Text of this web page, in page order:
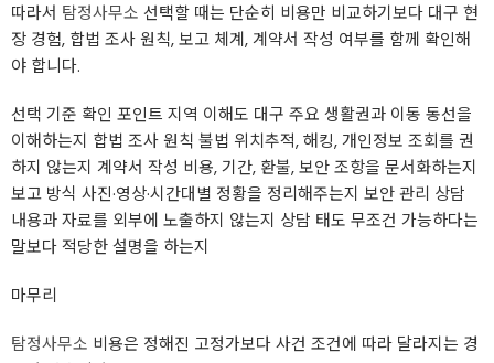
따라서 탐정사무소 선택할 때는 단순히 비용만 비교하기보다 대구 현
장 경험, 합법 조사 원칙, 보고 체계, 계약서 작성 여부를 함께 확인해
야 합니다.
선택 기준 확인 포인트 지역 이해도 대구 주요 생활권과 이동 동선을
이해하는지 합법 조사 원칙 불법 위치추적, 해킹, 개인정보 조회를 권
하지 않는지 계약서 작성 비용, 기간, 환불, 보안 조항을 문서화하는지
보고 방식 사진·영상·시간대별 정황을 정리해주는지 보안 관리 상담
내용과 자료를 외부에 노출하지 않는지 상담 태도 무조건 가능하다는
말보다 적당한 설명을 하는지
마무리
탐정사무소 비용은 정해진 고정가보다 사건 조건에 따라 달라지는 경